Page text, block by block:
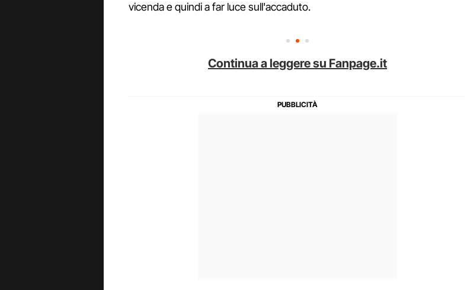
vicenda e quindi a far luce sull'accaduto.
Continua a leggere su Fanpage.it